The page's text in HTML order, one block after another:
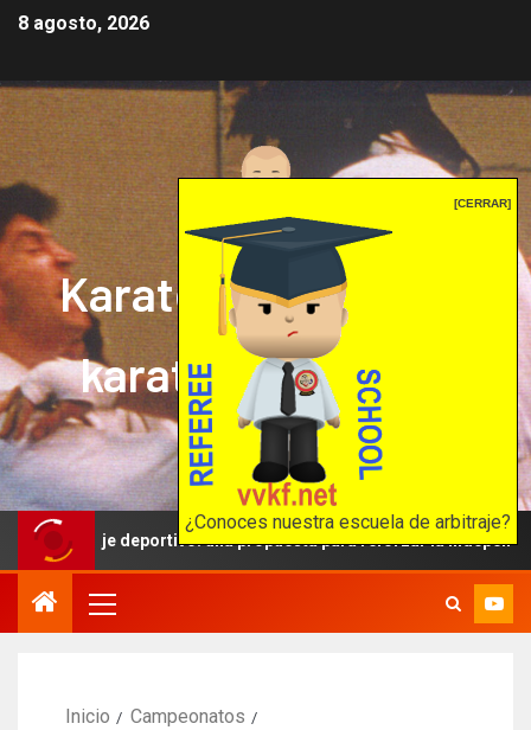
[CERRAR]
¿Conoces nuestra escuela de arbitraje?
8 agosto, 2026
Karate mrprepor: el
karate en internet
El karate en internet
deportivo: una propuesta para reforzar la independencia
Inicio
Campeonatos